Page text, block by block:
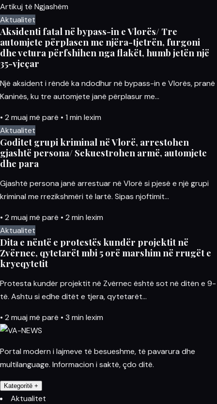
Artikuj të Ngjashëm
Aktualitet
Aksidenti fatal në bypass-in e Vlorës/ Tre
automjete përplasen me njëra-tjetrën, furgoni
dhe vetura përfshihen nga flakët, humb jetën një
35-vjeçar
Një aksident i rëndë ka ndodhur në bypass-in e Vlorës, pranë
Kaninës, ku tre automjete janë përplasur me…
• 2 muaj më parë • 1 min lexim
Aktualitet
Goditet grupi kriminal në Vlorë, arrestohen
gjashtë persona/ Sekuestrohen armë, automjete
dhe para
Gjashtë persona janë arrestuar në Vlorë si pjesë e një grupi
kriminal me rrezikshmëri të lartë. Sipas njoftimit…
• 2 muaj më parë • 2 min lexim
Aktualitet
Dita e nëntë e protestës kundër projektit në
Zvërnec, qytetarët mbi 5 orë marshim në rrugët e
kryeqytetit
Protesta kundër projektit në Zvërnec është sot në ditën e 9-
të. Ashtu si edhe ditët e tjera, qytetarët…
• 2 muaj më parë • 3 min lexim
Portal modern i lajmeve të besueshme, të pavarura dhe
multilanguage. Informacion i saktë, çdo ditë.
Kategoritë +
Aktualitet